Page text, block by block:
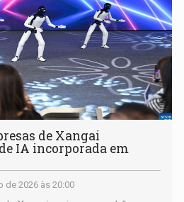
de Xangai
IA incorporada em
de 2026 às 20:00